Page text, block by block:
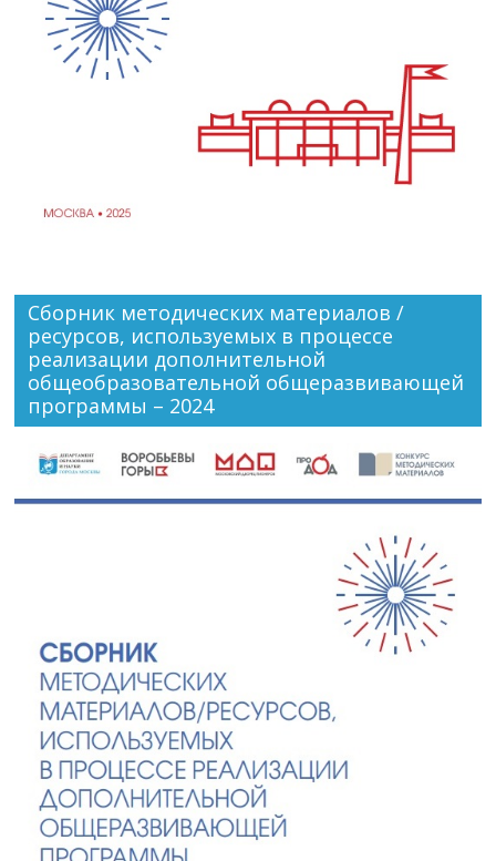
Сборник методических материалов /
ресурсов, используемых в процессе
реализации дополнительной
общеобразовательной общеразвивающей
программы – 2024